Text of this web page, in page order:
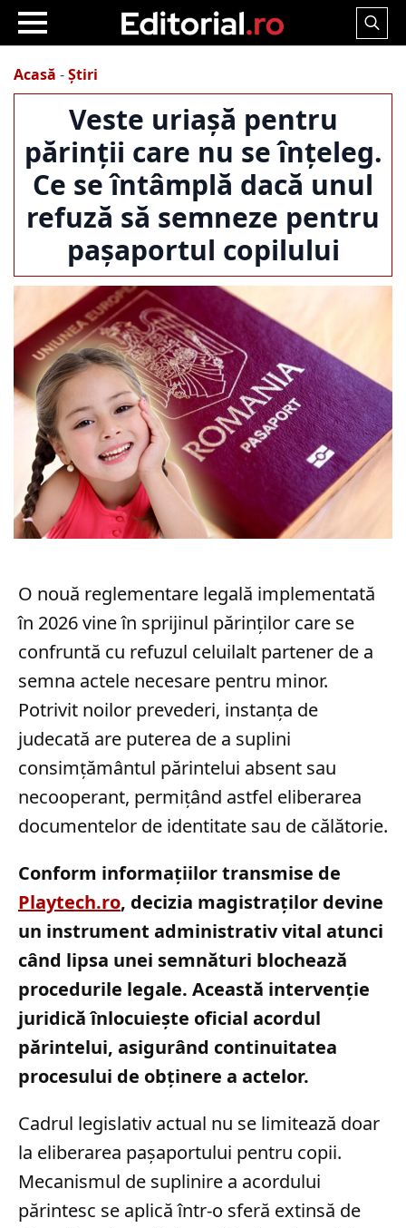
Search
Acasă -Știri
Veste uriașă pentru
părinții care nu se înțeleg.
Ce se întâmplă dacă unul
refuză să semneze pentru
pașaportul copilului
O nouă reglementare legală implementată
în 2026 vine în sprijinul părinților care se
confruntă cu refuzul celuilalt partener de a
semna actele necesare pentru minor.
Potrivit noilor prevederi, instanța de
judecată are puterea de a suplini
consimțământul părintelui absent sau
necooperant, permițând astfel eliberarea
documentelor de identitate sau de călătorie.
Conform informațiilor transmise de
Playtech.ro, decizia magistraților devine
un instrument administrativ vital atunci
când lipsa unei semnături blochează
procedurile legale. Această intervenție
juridică înlocuiește oficial acordul
părintelui, asigurând continuitatea
procesului de obținere a actelor.
Cadrul legislativ actual nu se limitează doar
la eliberarea pașaportului pentru copii.
Mecanismul de suplinire a acordului
părintesc se aplică într-o sferă extinsă de